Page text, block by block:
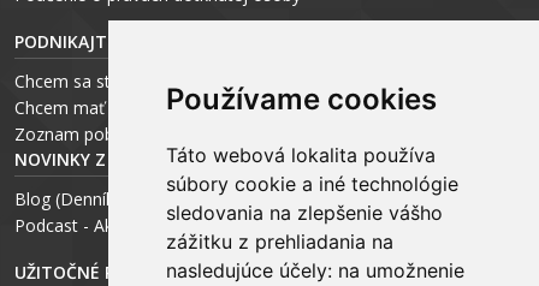
Používame cookies
Táto webová lokalita používa
súbory cookie a iné technológie
sledovania na zlepšenie vášho
zážitku z prehliadania na
nasledujúce účely: na umožnenie
PODNIKAJTE S ARCHEUS-OM
Chcem sa stať realitným odborníkom
Chcem mať vlastnú kanceláriu
Zoznam pobočiek
NOVINKY Z MÉDIÍ
Blog (Denník N a Trend) – R. Štalmach
Podcast - Ako začínal ARCHEUS - R. Štalmach / CEO
UŽITOČNÉ RADY PRE